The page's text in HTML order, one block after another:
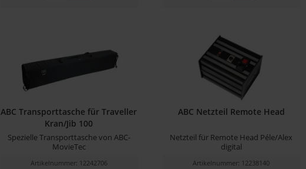
ABC Transporttasche für Traveller
Kran/Jib 100
Spezielle Transporttasche von ABC-
MovieTec
Artikelnummer: 12242706
ABC Netzteil Remote Head
Netzteil für Remote Head Péle/Alex
digital
Artikelnummer: 12238140